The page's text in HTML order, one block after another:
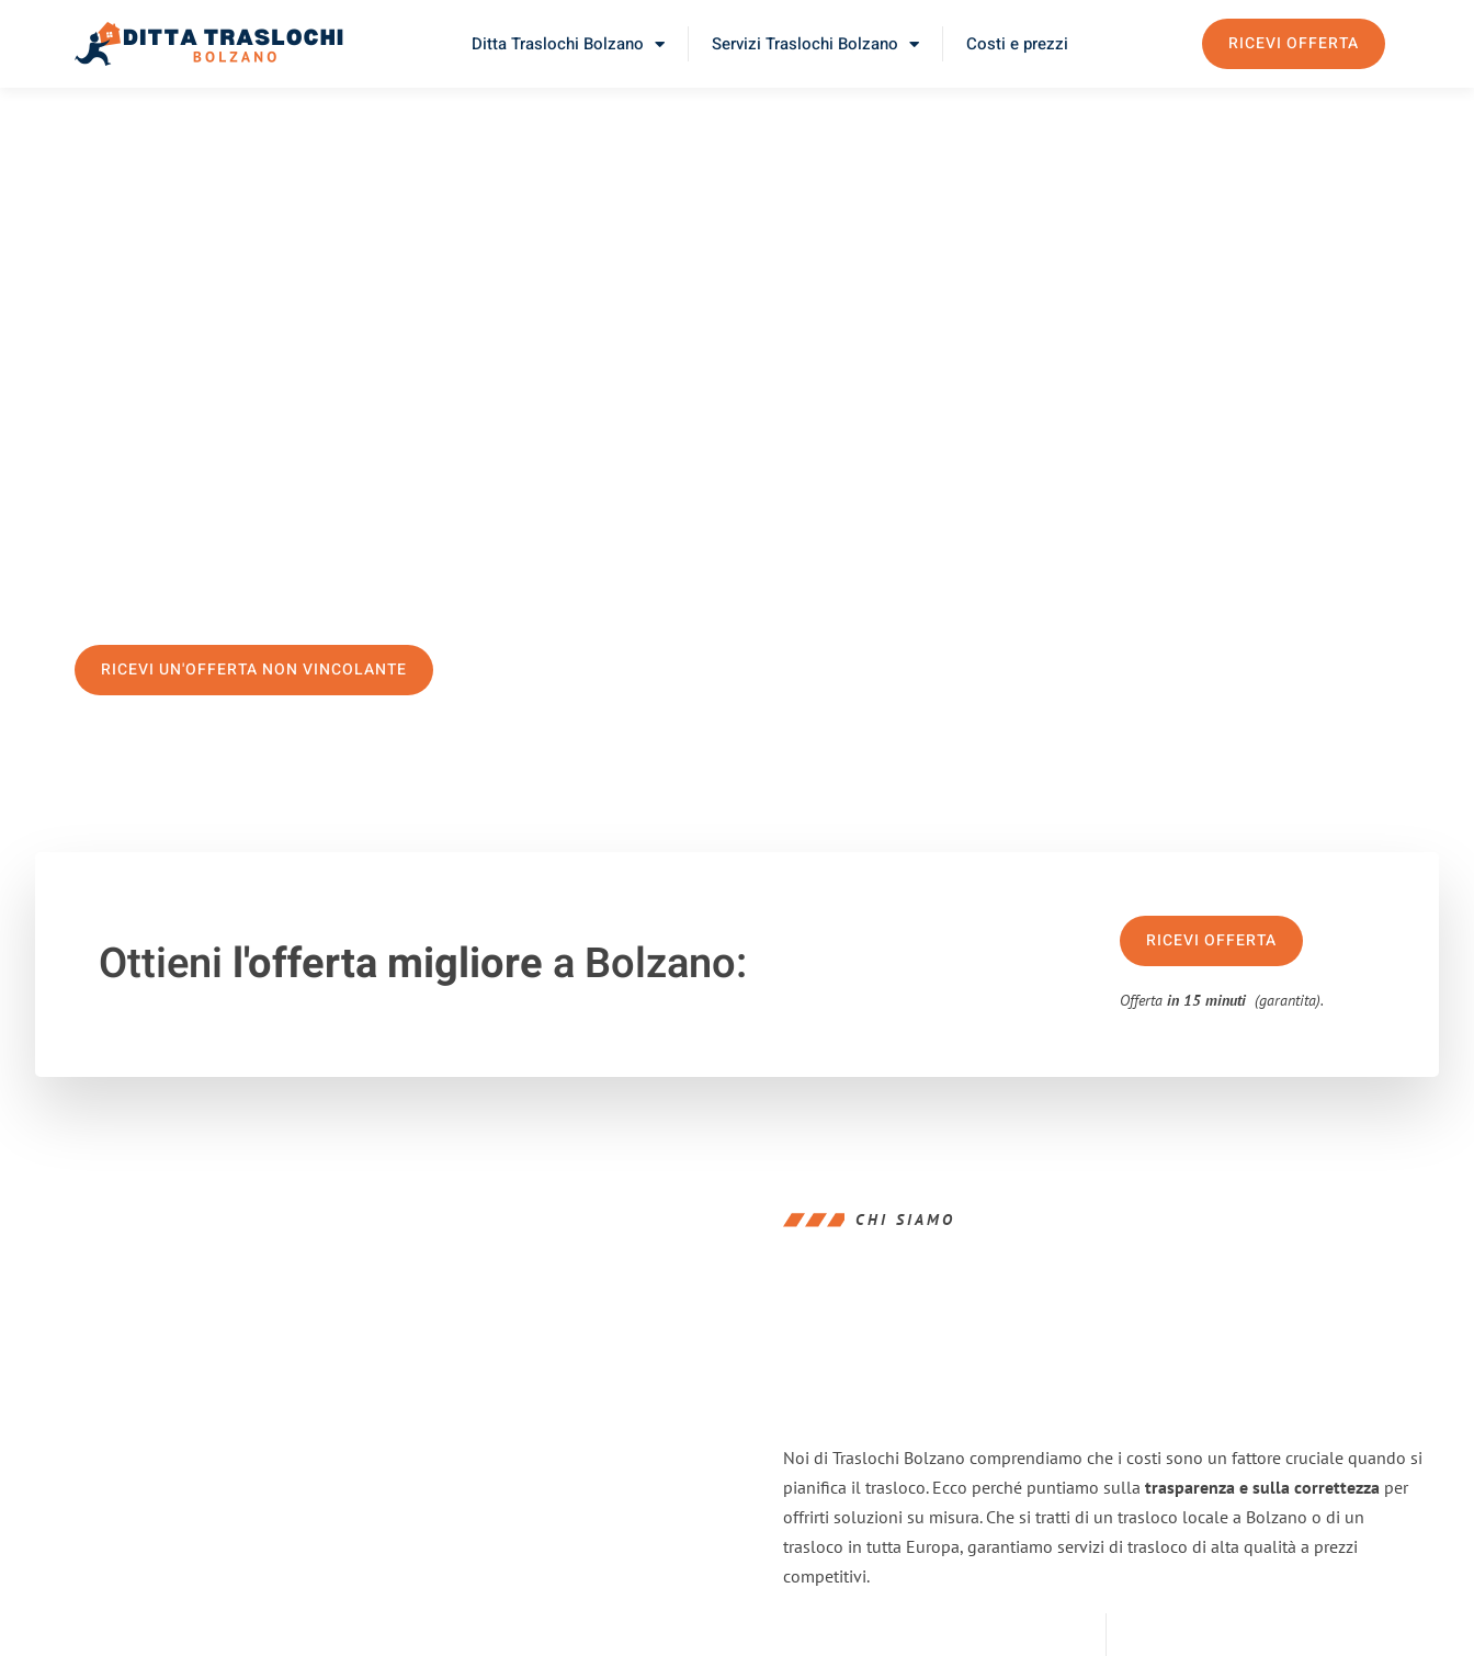
Ditta Traslochi Bolzano Servizi Traslochi Bolzano Costi e prezzi RICEVI OFFERTA
RICEVI UN'OFFERTA NON VINCOLANTE
Ottieni l'offerta migliorea Bolzano: RICEVI OFFERTA
Offertain 15 minuti (garantita).
CHI SIAMO
Noi di Traslochi Bolzano comprendiamo che i costi sono un fattore cruciale quando si
pianifica il trasloco. Ecco perché puntiamo sulla trasparenza e sulla correttezza per
offrirti soluzioni su misura. Che si tratti di un trasloco locale a Bolzano o di un
trasloco in tutta Europa, garantiamo servizi di trasloco di alta qualità a prezzi
competitivi.